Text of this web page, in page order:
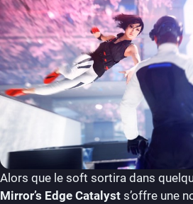
Alors que le soft sortira dans
Mirror’s Edge Catalyst s’offre une